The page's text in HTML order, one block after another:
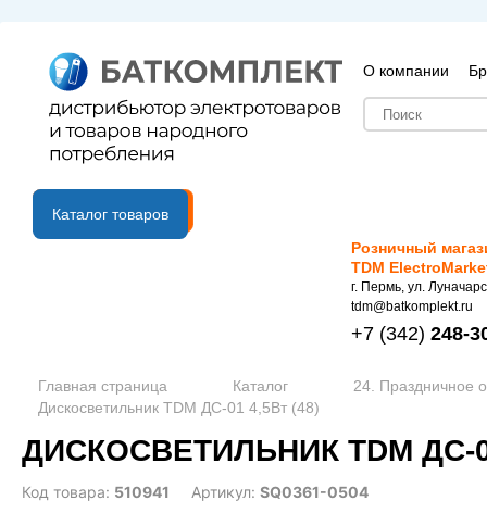
О компании
B2B портал
Каталог товаров
Розничный
TDM
г. Пермь, ул.
tdm@batkomplekt.ru
+7 (342) 248-
Главная страница Каталог
24. Праздничное
Дискосветильник TDM ДС-01 4,5Вт (48)
ДИСКОСВЕТИЛЬНИК TDM ДС-
Код товара: 510941 Артикул: SQ0361-0504